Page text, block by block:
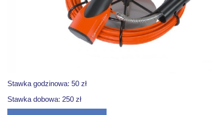
Stawka godzinowa: 50 zł
Stawka dobowa: 250 zł